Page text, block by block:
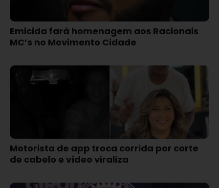
Emicida fará homenagem aos Racionais
MC’s no Movimento Cidade
Motorista de app troca corrida por corte
de cabelo e vídeo viraliza